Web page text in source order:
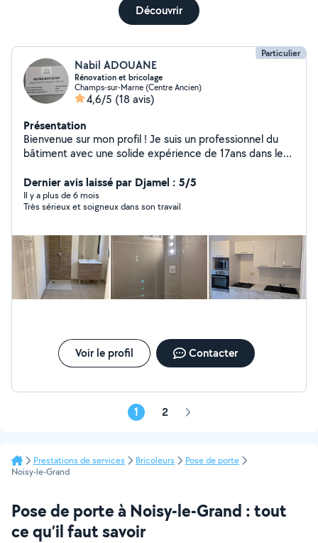
Découvrir
Particulier
Nabil ADOUANE
Rénovation et bricolage
Champs-sur-Marne (Centre Ancien)
4,6/5 (18 avis)
Présentation
Bienvenue sur mon profil ! Je suis un professionnel du
bâtiment avec une solide expérience de 17ans dans les
entreprise vous accompagne dans tous vos projets, qu'il
s'agisse de création, transformation ou amélioration de
votre habitat. Nos domaines d'expertise : Gros œuvre
complète (appartements, maisons, locaux) Isolation
thermique et phonique Plâtrerie & Pose de cloisons
(plaquiste) Carrelage & Revêtements de sol Peinture &
Enduits intérieurs et extérieurs.
Dernier avis laissé par Djamel : 5/5
Il y a plus de 6 mois
Très sérieux et soigneux dans son travail
Voir le profil Contacter
1 2 Page
Prestations de services Bricoleurs
Pose de porte
Noisy-le-Grand
Pose de porte à Noisy-le-Grand : tout
ce qu’il faut savoir